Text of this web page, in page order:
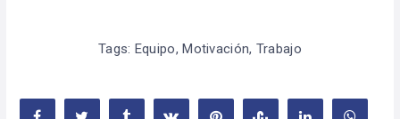
Tags: Equipo,Motivación, Trabajo